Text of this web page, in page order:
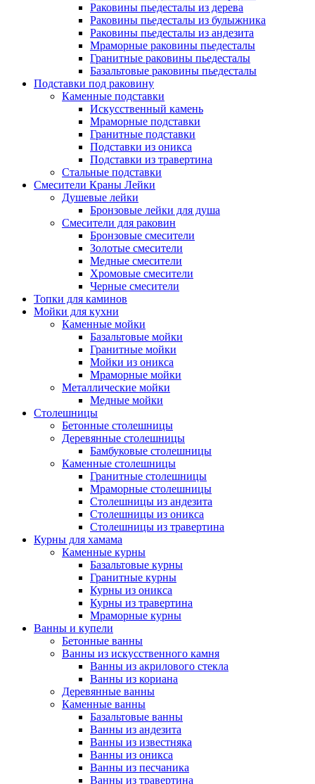
Раковины пьедесталы из дерева
Раковины пьедесталы из булыжника
Раковины пьедесталы из андезита
Мраморные раковины пьедесталы
Гранитные раковины пьедесталы
Базальтовые раковины пьедесталы
Подставки под раковину
Каменные подставки
Искусственный камень
Мраморные подставки
Гранитные подставки
Подставки из оникса
Подставки из травертина
Стальные подставки
Смесители Краны Лейки
Душевые лейки
Бронзовые лейки для душа
Смесители для раковин
Бронзовые смесители
Золотые смесители
Медные смесители
Хромовые смесители
Черные смесители
Топки для каминов
Мойки для кухни
Каменные мойки
Базальтовые мойки
Гранитные мойки
Мойки из оникса
Мраморные мойки
Металлические мойки
Медные мойки
Столешницы
Бетонные столешницы
Деревянные столешницы
Бамбуковые столешницы
Каменные столешницы
Гранитные столешницы
Мраморные столешницы
Столешницы из андезита
Столешницы из оникса
Столешницы из травертина
Курны для хамама
Каменные курны
Базальтовые курны
Гранитные курны
Курны из оникса
Курны из травертина
Мраморные курны
Ванны и купели
Бетонные ванны
Ванны из искусственного камня
Ванны из акрилового стекла
Ванны из кориана
Деревянные ванны
Каменные ванны
Базальтовые ванны
Ванны из андезита
Ванны из известняка
Ванны из оникса
Ванны из песчаника
Ванны из травертина